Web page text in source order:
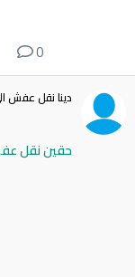
0
دينا نقل عفش
حقين نقل عفش